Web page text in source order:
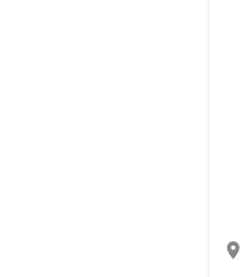
location_on